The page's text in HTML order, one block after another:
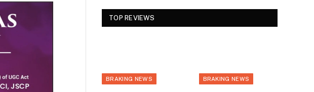
TOP REVIEWS
BRAKING NEWS BRAKING NEWS